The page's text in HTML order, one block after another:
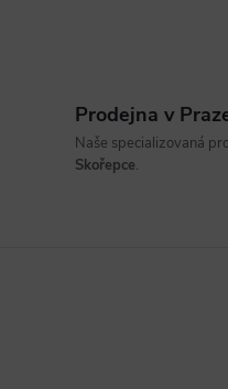
Prodejna v
Naše specializovaná
Skořepce.